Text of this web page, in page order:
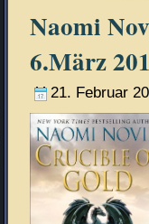
Naomi
6.März
21. Februar